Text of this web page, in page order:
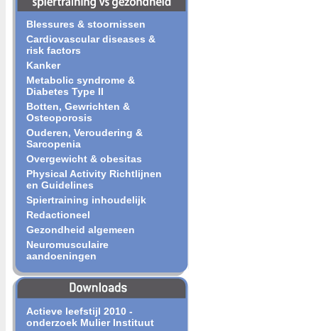
Blessures & stoornissen
Cardiovascular diseases &
risk factors
Kanker
Metabolic syndrome &
Diabetes Type II
Botten, Gewrichten &
Osteoporosis
Ouderen, Veroudering &
Sarcopenia
Overgewicht & obesitas
Physical Activity Richtlijnen
en Guidelines
Spiertraining inhoudelijk
Redactioneel
Gezondheid algemeen
Neuromusculaire
aandoeningen
Actieve leefstijl 2010 -
onderzoek Mulier Instituut